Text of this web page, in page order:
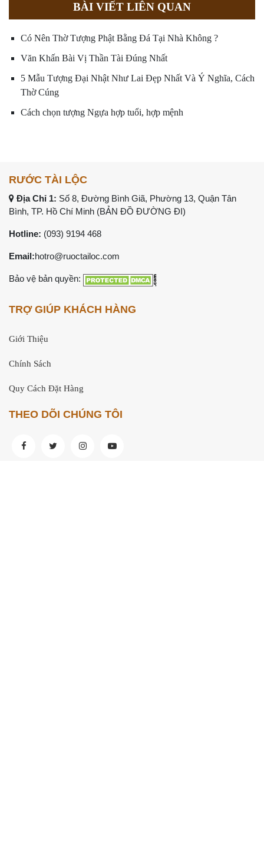
BÀI VIẾT LIÊN QUAN
Có Nên Thờ Tượng Phật Bằng Đá Tại Nhà Không ?
Văn Khấn Bài Vị Thần Tài Đúng Nhất
5 Mẫu Tượng Đại Nhật Như Lai Đẹp Nhất Và Ý Nghĩa, Cách
Thờ Cúng
Cách chọn tượng Ngựa hợp tuổi, hợp mệnh
RƯỚC TÀI LỘC
Địa Chỉ 1: Số 8, Đường Bình Giã, Phường 13, Quận Tân
Bình, TP. Hồ Chí Minh (BẢN ĐỒ ĐƯỜNG ĐI )
Hotline: (093) 9194 468
Email:hotro@ruoctailoc.com
Bảo vệ bản quyền:
TRỢ GIÚP KHÁCH HÀNG
Giới Thiệu
Chính Sách
Quy Cách Đặt Hàng
THEO DÕI CHÚNG TÔI